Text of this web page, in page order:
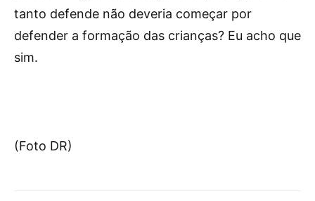
tanto defende não deveria começar por
defender a formação das crianças? Eu acho que
sim.
(Foto DR)